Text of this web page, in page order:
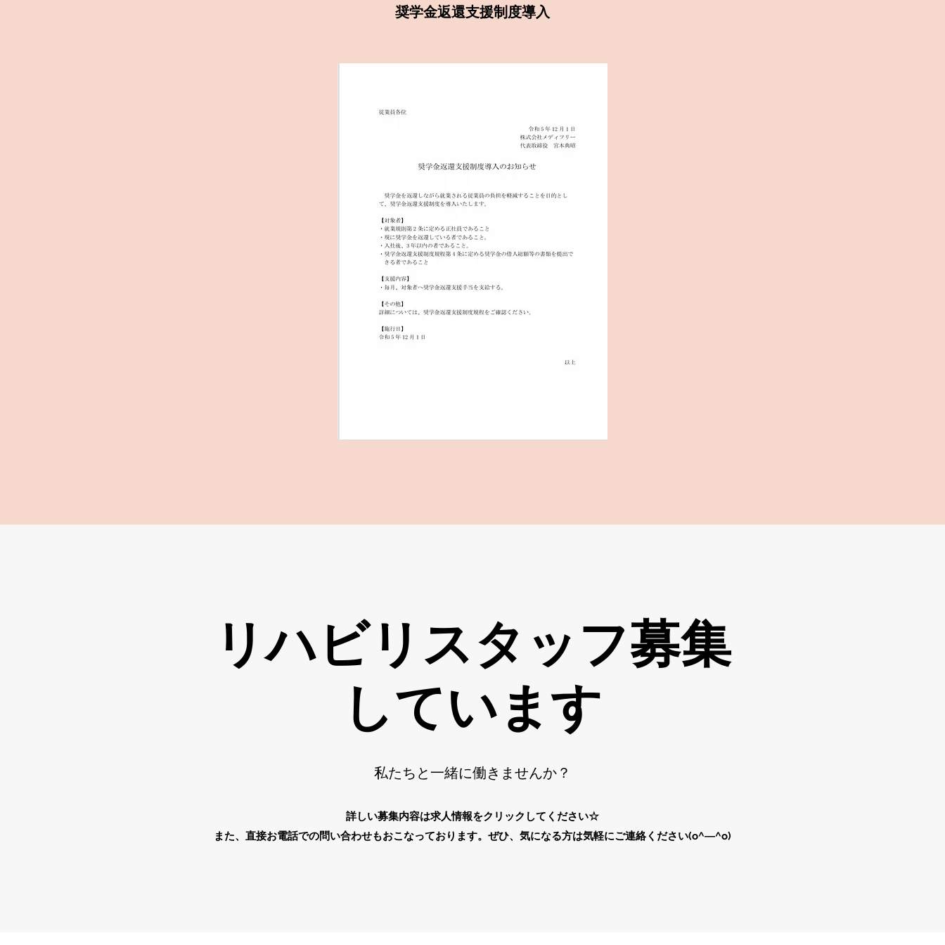
奨学金返還支援制度導入
​リハビリスタッフ募集
しています
​​私たちと一緒に働きませんか？
詳しい募集内容は求人情報をクリックしてください☆
​また、直接お電話での問い合わせもおこなっております。ぜひ、気になる方は気軽にご連絡ください(o^―^o)